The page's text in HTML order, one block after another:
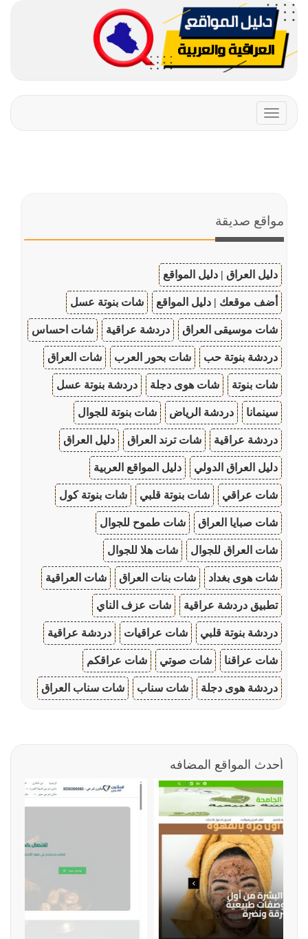
Toggle
navigation
مواقع صديقة
دليل العراق | دليل المواقع
أضف موقعك | دليل المواقع شات بنوتة عسل
شات موسيقى العراق دردشة عراقية شات احساس
دردشة بنوتة حب شات بحور العرب شات العراق
شات بنوتة شات هوى دجلة دردشة بنوتة عسل
سينمانا دردشة الرياض شات بنوتة للجوال
دردشة عراقية شات ترند العراق دليل العراق
دليل العراق الدولي دليل المواقع العربية
شات عراقي شات بنوتة قلبي شات بنوتة كول
شات صبايا العراق شات طموح للجوال
شات العراق للجوال شات هلا للجوال
شات هوى بغداد شات بنات العراق شات العراقية
تطبيق دردشة عراقية شات عزف الناي
دردشة بنوتة قلبي شات عراقيات دردشة عراقية
شات عراقنا شات صوتي شات عراقكم
دردشة هوى دجلة شات سناب شات سناب العراق
أحدث المواقع المضافه